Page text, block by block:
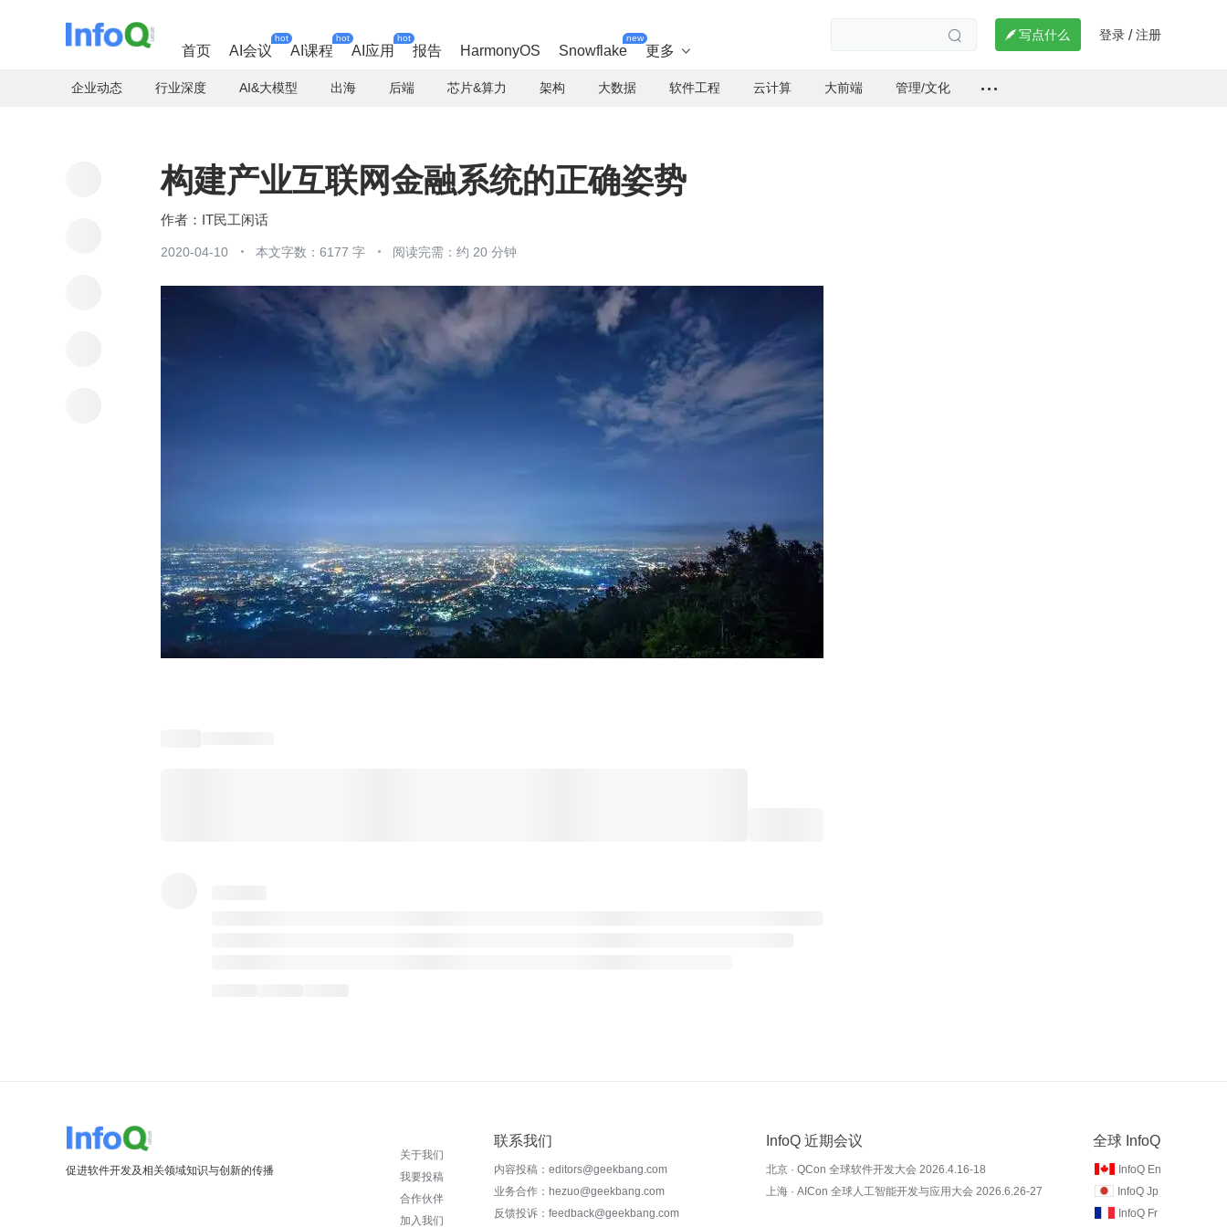
首页 AI会议
hot
AI课程
hot
AI应用
hot
报告 HarmonyOS Snowflake
new
更多 
  写点什么 登录 / 注册
企业动态 行业深度 AI&大模型 出海 后端 芯片&算力 架构 大数据 软件工程 云计算 大前端 管理/文化
构建产业互联网金融系统的正确姿势
IT民工闲话
2020-04-10 本文字数：6177 字 阅读完需：约 20 分钟
促进软件开发及相关领域知识与创新的传播
关于我们
我要投稿
合作伙伴
加入我们
联系我们
内容投稿：editors@geekbang.com
业务合作：hezuo@geekbang.com
反馈投诉：feedback@geekbang.com
InfoQ 近期会议
北京 · QCon 全球软件开发大会 2026.4.16-18
上海 · AICon 全球人工智能开发与应用大会 2026.6.26-27
全球 InfoQ
InfoQ En
InfoQ Jp
InfoQ Fr